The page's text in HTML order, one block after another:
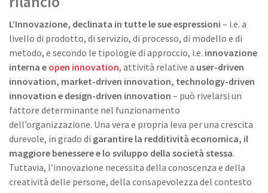
L’Innovazione, declinata in tutte le sue espressioni – i.e. a
livello di prodotto, di servizio, di processo, di modello e di
metodo, e secondo le tipologie di approccio, i.e. innovazione
interna e open innovation, attività relative a user-driven
innovation, market-driven innovation, technology-driven
innovation e design-driven innovation – può rivelarsi un
fattore determinante nel funzionamento
dell’organizzazione. Una vera e propria leva per una crescita
durevole, in grado di garantire la redditività economica, il
maggiore benessere e lo sviluppo della società stessa.
Tuttavia, l’innovazione necessita della conoscenza e della
creatività delle persone, della consapevolezza del contesto